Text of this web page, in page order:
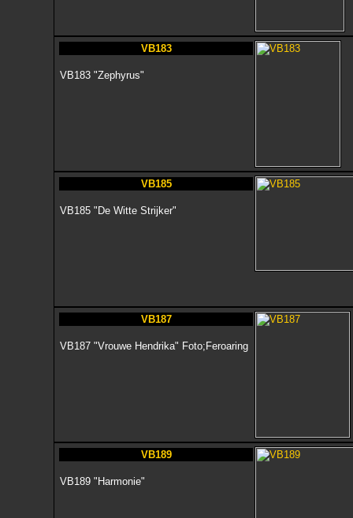
VB183
VB183 "Zephyrus"
VB185
VB185 "De Witte Strijker"
VB187
VB187 "Vrouwe Hendrika" Foto;Feroaring
VB189
VB189 "Harmonie"